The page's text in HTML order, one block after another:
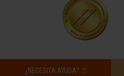
¿NECESITA AYUDA?